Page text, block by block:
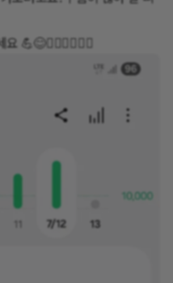
💪😊🏃‍♀️🏃‍♀️🏃‍♀️